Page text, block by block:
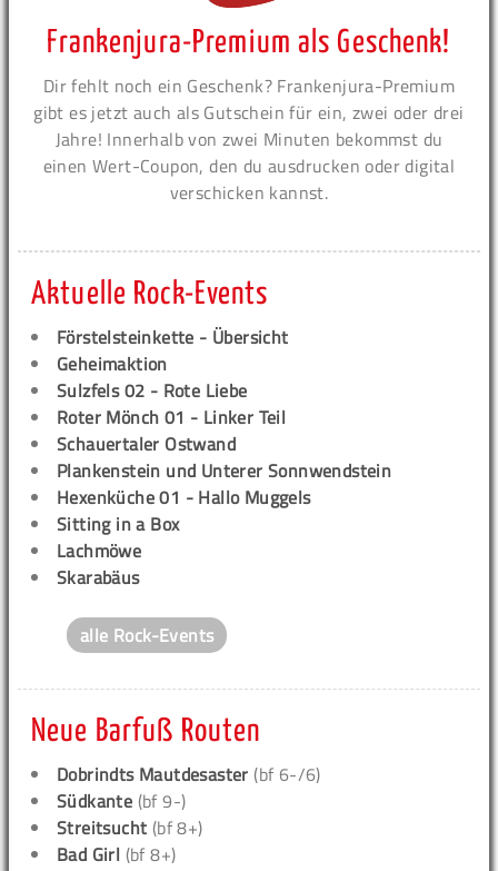
Frankenjura-Premium als Geschenk!
Dir fehlt noch ein Geschenk? Frankenjura-Premium
gibt es jetzt auch als Gutschein für ein, zwei oder drei
Jahre! Innerhalb von zwei Minuten bekommst du
einen Wert-Coupon, den du ausdrucken oder digital
verschicken kannst.
Aktuelle Rock-Events
Förstelsteinkette - Übersicht
Geheimaktion
Sulzfels 02 - Rote Liebe
Roter Mönch 01 - Linker Teil
Schauertaler Ostwand
Plankenstein und Unterer Sonnwendstein
Hexenküche 01 - Hallo Muggels
Sitting in a Box
Lachmöwe
Skarabäus
alle Rock-Events
Neue Barfuß Routen
Dobrindts Mautdesaster (bf 6-/6)
Südkante (bf 9-)
Streitsucht (bf 8+)
Bad Girl (bf 8+)